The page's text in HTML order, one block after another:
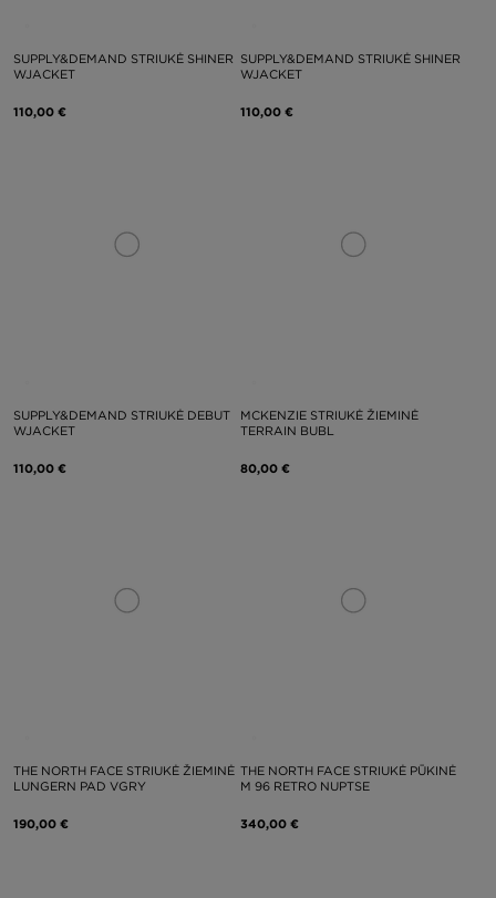
SUPPLY&DEMAND STRIUKĖ SHINER
WJACKET
110,00 €
SUPPLY&DEMAND STRIUKĖ SHINER
WJACKET
110,00 €
SUPPLY&DEMAND STRIUKĖ DEBUT
WJACKET
110,00 €
MCKENZIE STRIUKĖ ŽIEMINĖ
TERRAIN BUBL
80,00 €
THE NORTH FACE STRIUKĖ ŽIEMINĖ
LUNGERN PAD VGRY
190,00 €
THE NORTH FACE STRIUKĖ PŪKINĖ
M 96 RETRO NUPTSE
340,00 €